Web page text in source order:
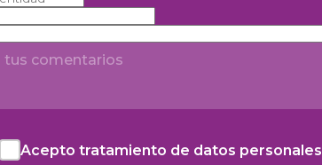
Acepto tratamiento de datos personales
Acepto